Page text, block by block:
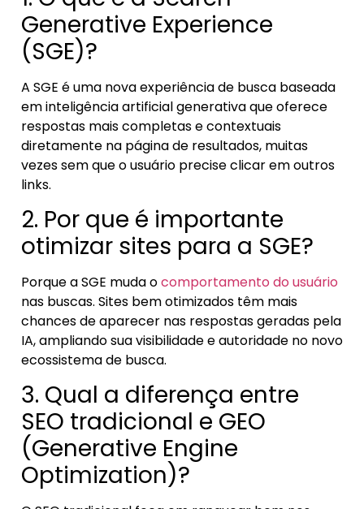
Generative Experience
(SGE)?
A SGE é uma nova experiência de busca baseada
em inteligência artificial generativa que oferece
respostas mais completas e contextuais
diretamente na página de resultados, muitas
vezes sem que o usuário precise clicar em outros
links.
2. Por que é importante
otimizar sites para a SGE?
Porque a SGE muda ocomportamento do usuário
nas buscas. Sites bem otimizados têm mais
chances de aparecer nas respostas geradas pela
IA, ampliando sua visibilidade e autoridade no novo
ecossistema de busca.
3. Qual a diferença entre
SEO tradicional e GEO
(Generative Engine
Optimization)?